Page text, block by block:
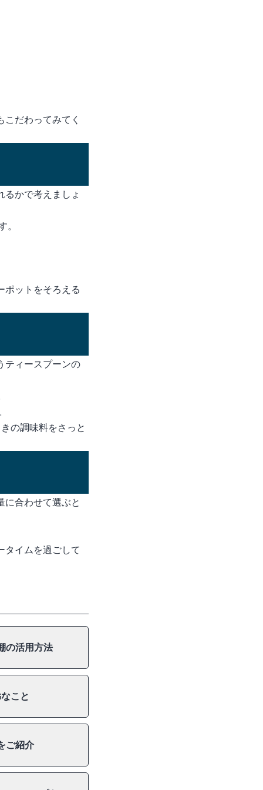
だわってみてく
かで考えましょ
ポットをそろえる
ティースプーンの
の調味料をさっと
合わせて選ぶと
タイムを過ごして
の活用方法
こと
ご紹介